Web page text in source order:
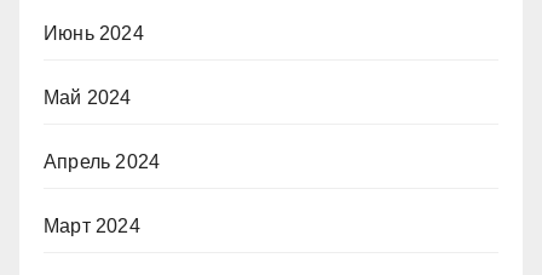
Июнь 2024
Май 2024
Апрель 2024
Март 2024